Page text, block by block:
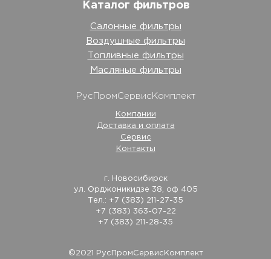
©2021 РусПромСервисКомплект
Каталог фильтров
Салонные фильтры
Воздушные фильтры
Топливные фильтры
Масляные фильтры
РусПромСервисКомплект
Компании
Доставка и оплата
Сервис
Контакты
г. Новосибирск
ул. Орджоникидзе 38, оф 405
Тел.: +7 (383) 211-27-35
+7 (383) 363-07-22
+7 (383) 211-28-35